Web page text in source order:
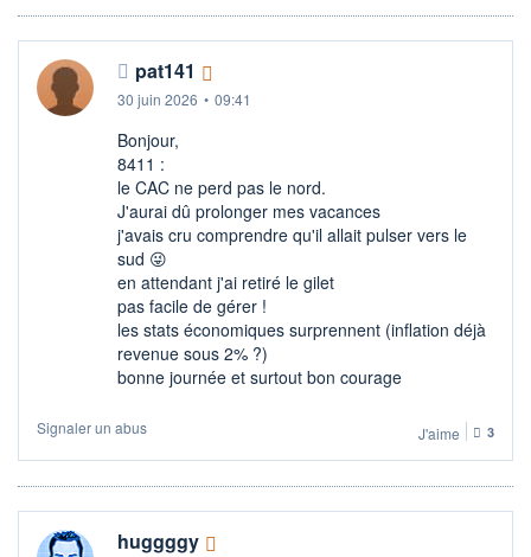
pat141
30 juin 2026 • 09:41
Bonjour,
8411 :
le CAC ne perd pas le nord.
J'aurai dû prolonger mes vacances
j'avais cru comprendre qu'il allait pulser vers le
sud 😜​
en attendant j'ai retiré le gilet
pas facile de gérer !
les stats économiques surprennent (inflation déjà
revenue sous 2% ?)
bonne journée et surtout bon courage
Signaler un abus J'aime 3
huggggy